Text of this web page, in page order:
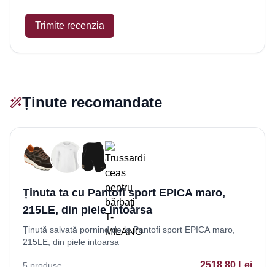
Trimite recenzia
Ținute recomandate
Ținuta ta cu Pantofi sport EPICA maro,
215LE, din piele intoarsa
Ținută salvată pornind de la Pantofi sport EPICA maro,
215LE, din piele intoarsa
2518.80 Lei